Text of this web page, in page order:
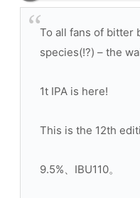
To all fans of bitter
species(!?) – the
1t IPA is here!
This is the 12th
9.5%、IBU110。